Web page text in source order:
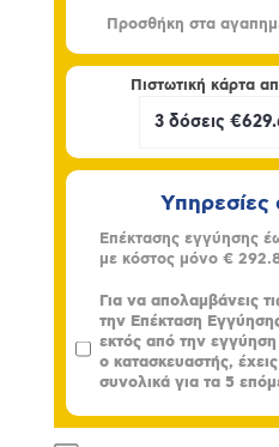
Πιστωτική κάρτα
Επέκτασης εγγύησης
με κόστος μόνο €
Για να απολαμβάνεις
την Επέκταση Εγγύησης
εκτός από την
ο κατασκευαστής,
συνολικά για τα 5